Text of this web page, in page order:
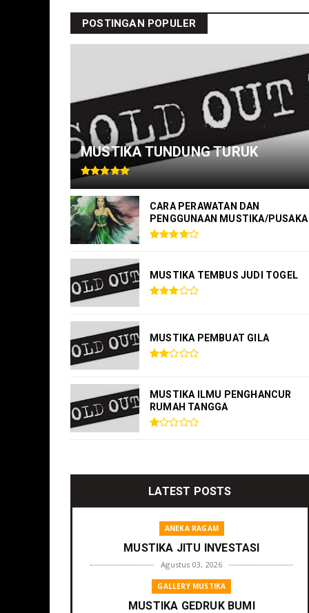
POSTINGAN POPULER
MUSTIKA TUNDUNG TURUK
CARA PERAWATAN DAN
PENGGUNAAN MUSTIKA/PUSAKA
MUSTIKA TEMBUS JUDI TOGEL
MUSTIKA PEMBUAT GILA
MUSTIKA ILMU PENGHANCUR
RUMAH TANGGA
LATEST POSTS
ANEKA RAGAM
MUSTIKA JITU INVESTASI
Agustus 03, 2026
GALLERY MUSTIKA
MUSTIKA GEDRUK BUMI